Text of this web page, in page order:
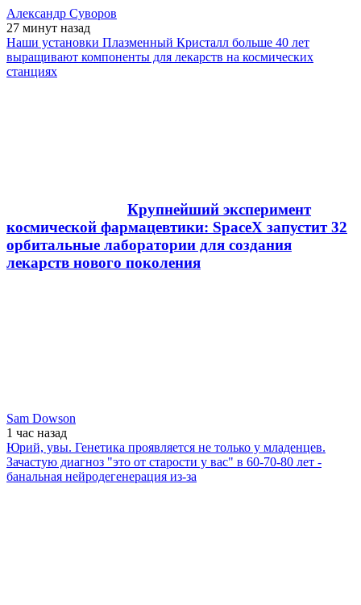
Александр Суворов
27 минут назад
Наши установки Плазменный Кристалл больше 40 лет
выращивают компоненты для лекарств на космических
станциях
Крупнейший эксперимент
космической фармацевтики: SpaceX запустит 32
орбитальные лаборатории для создания
лекарств нового поколения
Sam Dowson
1 час назад
Юрий, увы. Генетика проявляется не только у младенцев.
Зачастую диагноз "это от старости у вас" в 60-70-80 лет -
банальная нейродегенерация из-за